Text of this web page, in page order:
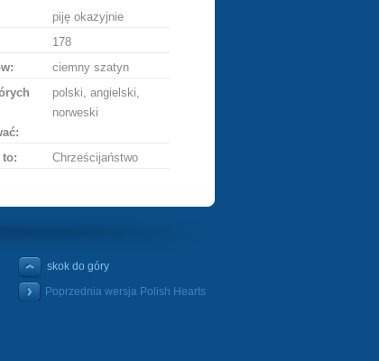
piję okazyjnie
178
ciemny szatyn
polski, angielski,
norweski
to: Chrześcijaństwo
skok do góry
Poprzednia wersja Polish Hearts